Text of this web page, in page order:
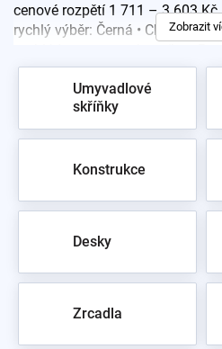
cenové rozpětí 1 711 – 3 603
rychlý výběr: Černá • Chrom.
výběrem i montáží.
Zobrazit
Umyvadlové
skříňky
Konstrukce
Desky
Zrcadla